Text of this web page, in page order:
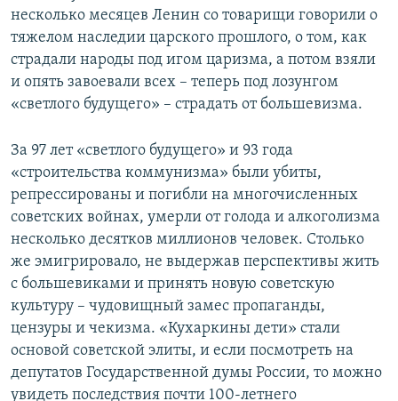
несколько месяцев Ленин со товарищи говорили о
тяжелом наследии царского прошлого, о том, как
страдали народы под игом царизма, а потом взяли
и опять завоевали всех – теперь под лозунгом
«светлого будущего» – страдать от большевизма.
За 97 лет «светлого будущего» и 93 года
«строительства коммунизма» были убиты,
репрессированы и погибли на многочисленных
советских войнах, умерли от голода и алкоголизма
несколько десятков миллионов человек. Столько
же эмигрировало, не выдержав перспективы жить
с большевиками и принять новую советскую
культуру – чудовищный замес пропаганды,
цензуры и чекизма. «Кухаркины дети» стали
основой советской элиты, и если посмотреть на
депутатов Государственной думы России, то можно
увидеть последствия почти 100-летнего